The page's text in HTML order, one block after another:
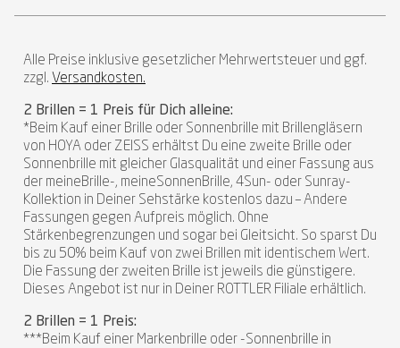
Alle Preise inklusive gesetzlicher Mehrwertsteuer und ggf.
zzgl. Versandkosten.
2 Brillen = 1 Preis für Dich alleine:
*Beim Kauf einer Brille oder Sonnenbrille mit Brillengläsern
von HOYA oder ZEISS erhältst Du eine zweite Brille oder
Sonnenbrille mit gleicher Glasqualität und einer Fassung aus
der meineBrille-, meineSonnenBrille, 4Sun- oder Sunray-
Kollektion in Deiner Sehstärke kostenlos dazu – Andere
Fassungen gegen Aufpreis möglich. Ohne
Stärkenbegrenzungen und sogar bei Gleitsicht. So sparst Du
bis zu 50% beim Kauf von zwei Brillen mit identischem Wert.
Die Fassung der zweiten Brille ist jeweils die günstigere.
Dieses Angebot ist nur in Deiner ROTTLER Filiale erhältlich.
2 Brillen = 1 Preis:
***Beim Kauf einer Markenbrille oder -Sonnenbrille in